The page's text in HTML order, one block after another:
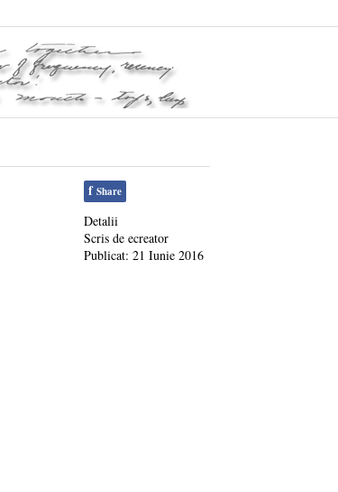
f Share
Detalii
Scris de ecreator
Publicat: 21 Iunie 2016